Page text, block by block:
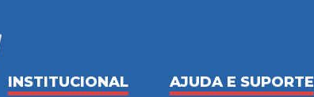
INSTITUCIONAL AJUDA E SUPORTE